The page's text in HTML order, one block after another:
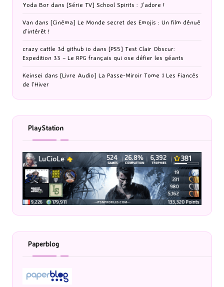
Yoda Bor dans [Série TV] School Spirits : J’adore !
Van dans [Cinéma] Le Monde secret des Emojis : Un film dénué
d’intérêt !
crazy cattle 3d github io dans [PS5] Test Clair Obscur:
Expedition 33 – Le RPG français qui ose défier les géants
Keinsei dans [Livre Audio] La Passe-Miroir Tome 1 Les Fiancés
de l’Hiver
PlayStation
Paperblog